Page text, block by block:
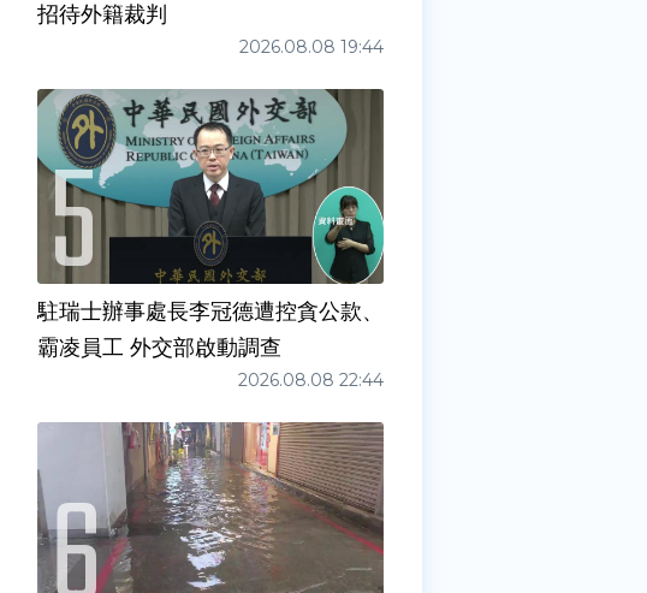
招待外籍裁判
2026.08.08 19:44
駐瑞士辦事處長李冠德遭控貪公款、
霸凌員工 外交部啟動調查
2026.08.08 22:44